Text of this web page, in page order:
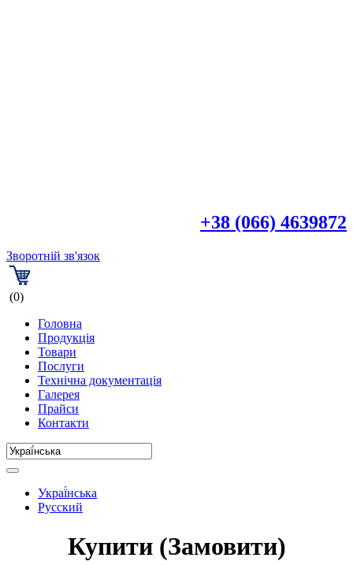
+38 (066) 4639872
Зворотній зв'язок
(0)
Головна
Продукція
Товари
Послуги
Технічна документація
Галерея
Прайси
Контакти
Украї́нська
Русский
Купити (Замовити)